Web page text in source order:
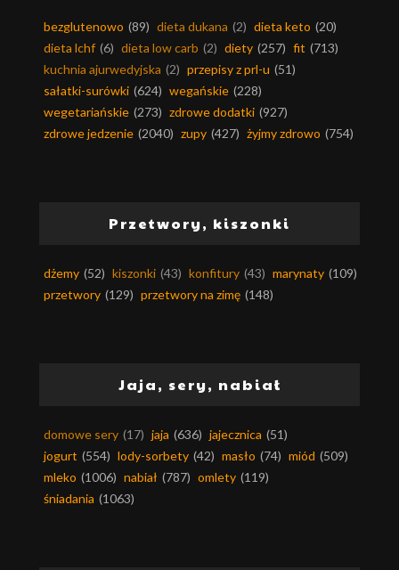
bezglutenowo (89) dieta dukana (2) dieta keto (20)
dieta lchf (6) dieta low carb (2) diety (257) fit (713)
kuchnia ajurwedyjska (2) przepisy z prl-u (51)
sałatki-surówki (624) wegańskie (228)
wegetariańskie (273) zdrowe dodatki (927)
zdrowe jedzenie (2040) zupy (427) żyjmy zdrowo (754)
Przetwory, kiszonki
dżemy (52) kiszonki (43) konfitury (43) marynaty (109)
przetwory (129) przetwory na zimę (148)
Jaja, sery, nabiał
domowe sery (17) jaja (636) jajecznica (51)
jogurt (554) lody-sorbety (42) masło (74) miód (509)
mleko (1006) nabiał (787) omlety (119)
śniadania (1063)